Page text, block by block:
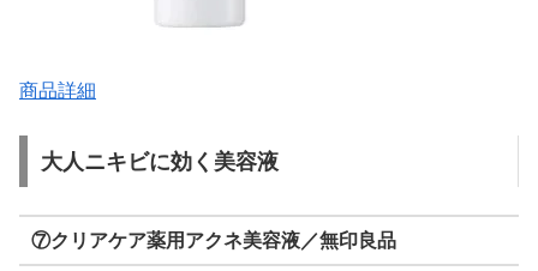
商品詳細
大人ニキビに効く美容液
⑦クリアケア薬用アクネ美容液／無印良品